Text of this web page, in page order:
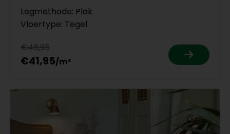
Legmethode: Plak
Vloertype: Tegel
€46,95
€41,95